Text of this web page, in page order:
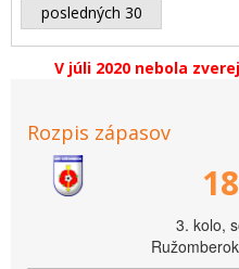
posledných 30
V júli 2020 nebola
Rozpis zápasov
3. kolo,